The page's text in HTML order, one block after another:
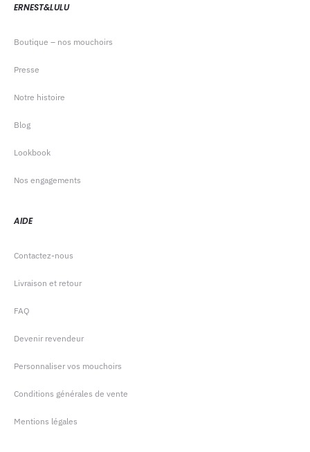
ERNEST&LULU
Boutique – nos mouchoirs
Presse
Notre histoire
Blog
Lookbook
Nos engagements
AIDE
Contactez-nous
Livraison et retour
FAQ
Devenir revendeur
Personnaliser vos mouchoirs
Conditions générales de vente
Mentions légales